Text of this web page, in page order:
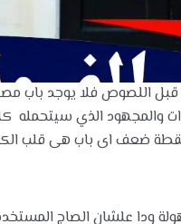
قبل اللصوص فلا يوجد باب
الذي سيتحمله كل
ضعف اى باب هى قلب
ودا علشان الصاج